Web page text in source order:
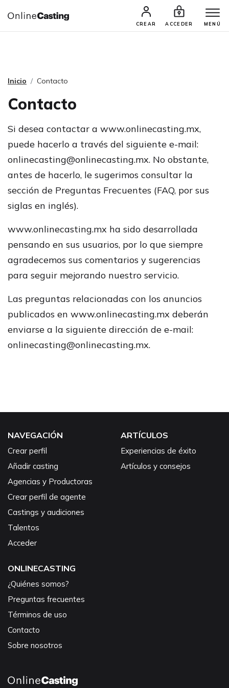
CREAR ACCEDER MENÚ
CASTINGS Y AUDICIONES TALENTOS
Inicio Contacto
Contacto
Si desea contactar a www.onlinecasting.mx,
puede hacerlo a través del siguiente e-mail:
onlinecasting@onlinecasting.mx. No obstante,
antes de hacerlo, le sugerimos consultar la
sección de Preguntas Frecuentes (FAQ, por sus
siglas en inglés).
www.onlinecasting.mx ha sido desarrollada
pensando en sus usuarios, por lo que siempre
agradecemos sus comentarios y sugerencias
para seguir mejorando nuestro servicio.
Las preguntas relacionadas con los anuncios
publicados en www.onlinecasting.mx deberán
enviarse a la siguiente dirección de e-mail:
onlinecasting@onlinecasting.mx.
NAVEGACIÓN
Crear perfil
Añadir casting
Agencias y Productoras
Crear perfil de agente
Castings y audiciones
Talentos
Acceder
ARTÍCULOS
Experiencias de éxito
Artículos y consejos
ONLINECASTING
¿Quiénes somos?
Preguntas frecuentes
Términos de uso
Contacto
Sobre nosotros